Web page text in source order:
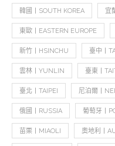
韓國丨SOUTH KOREA 宜
東歐丨EASTERN EUROPE
新竹丨HSINCHU 臺中丨
雲林丨YUNLIN 臺東丨
臺北丨TAIPEI 尼泊爾丨
俄國丨RUSSIA 葡萄牙丨
苗栗丨MIAOLI 奧地利丨